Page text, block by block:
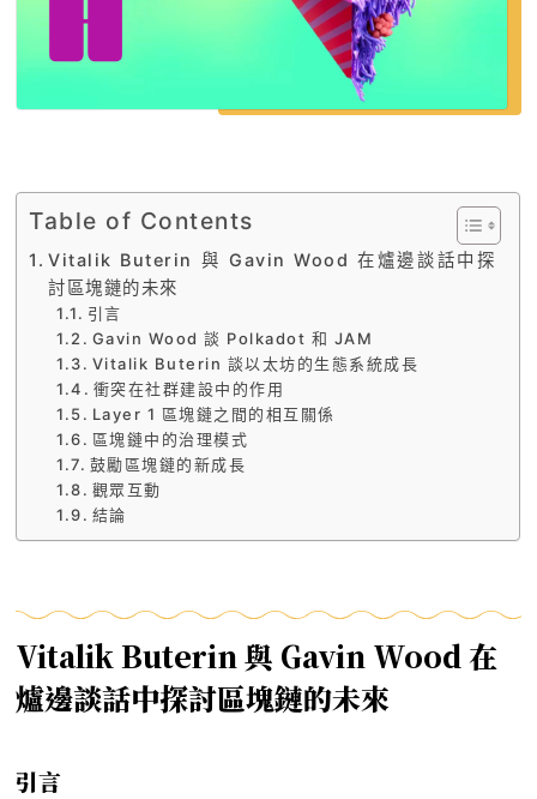
Table of Contents
Vitalik Buterin 與 Gavin Wood 在爐邊談話中探
討區塊鏈的未來
引言
Gavin Wood 談 Polkadot 和 JAM
Vitalik Buterin 談以太坊的生態系統成長
衝突在社群建設中的作用
Layer 1 區塊鏈之間的相互關係
區塊鏈中的治理模式
鼓勵區塊鏈的新成長
觀眾互動
結論
Vitalik Buterin 與 Gavin Wood 在
爐邊談話中探討區塊鏈的未來
引言